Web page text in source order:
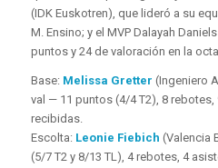
(IDK Euskotren), que lideró a su
M. Ensino; y el MVP Dalayah
puntos y 24 de valoración en la
Base: Melissa Gretter (Ingeniero
val — 11 puntos (4/4 T2), 8
recibidas.
Escolta: Leonie Fiebich (Valencia
(5/7 T2 y 8/13 TL), 4 rebotes, 4